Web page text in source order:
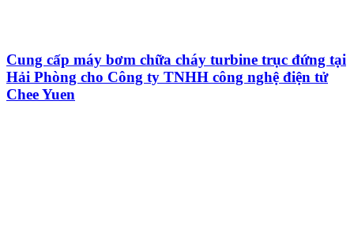
Cung cấp máy bơm chữa cháy turbine trục đứng tại
Hải Phòng cho Công ty TNHH công nghệ điện tử
Chee Yuen